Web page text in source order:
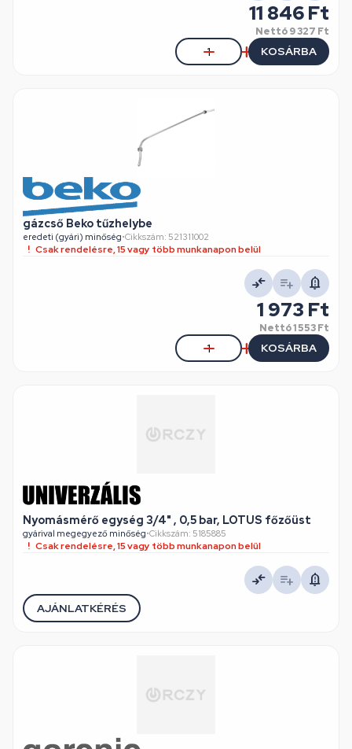
11 846 Ft
Nettó9 327 Ft
KOSÁRBA
gázcső Beko tűzhelybe
eredeti (gyári) minőség•Cikkszám: 521311002
Csak rendelésre, 15 vagy több munkanapon belül
1 973 Ft
Nettó1 553 Ft
KOSÁRBA
Nyomásmérő egység 3/4" , 0,5 bar, LOTUS főzőüst
gyárival megegyező minőség•Cikkszám: 5185885
Csak rendelésre, 15 vagy több munkanapon belül
AJÁNLATKÉRÉS